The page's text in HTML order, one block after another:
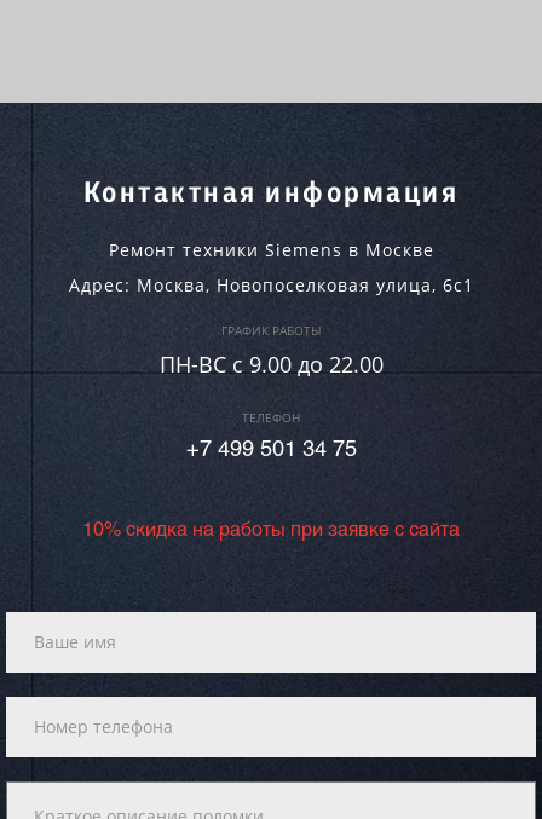
Контактная информация
Ремонт техники Siemens в Москве
Адрес: Москва, Новопоселковая улица, 6с1
ГРАФИК РАБОТЫ
ПН-ВC c 9.00 до 22.00
ТЕЛЕФОН
+7 499 501 34 75
10% скидка на работы при заявке с сайта